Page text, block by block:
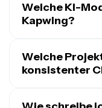
beginne damit,
öffnen. Gib einen
Klicke auf den
und lade es dann
Welche KI-
Kapwing?
Modellenintegriert,
Charaktere
Welche
konsistenter
gesichtslose